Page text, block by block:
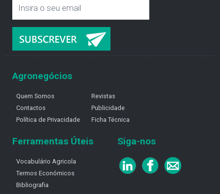
Agronegócios
Quem Somos
Contactos
Política de Privacidade
Revistas
Publicidade
Ficha Técnica
Ferramentas Úteis
Vocabulário Agricola
Termos Económicos
Bibliografia
Siga-nos